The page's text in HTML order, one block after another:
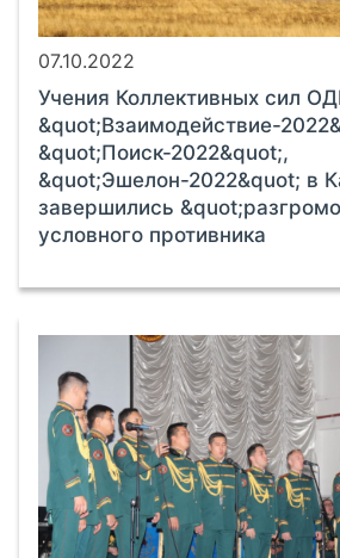
07.10.2022
Учения Коллективных сил
&quot;Взаимодействие-
&quot;Поиск-2022&quot;,
&quot;Эшелон-2022&quot; в
завершились
условного противника